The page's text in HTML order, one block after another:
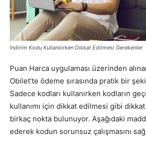
İndirim Kodu Kullanılırken Dikkat Edilmesi Gerekenler
Puan Harca uygulaması üzerinden
Obilet’te ödeme sırasında pratik bir
Sadece kodları kullanırken kodların
kullanımı için dikkat edilmesi gibi
birkaç nokta bulunuyor. Aşağıdaki
ederek kodun sorunsuz çalışmasını